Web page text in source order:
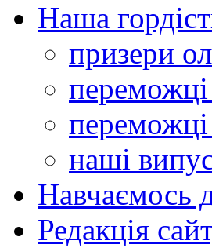
Наша
призери
переможці
наші
Навчаємось
Редакція